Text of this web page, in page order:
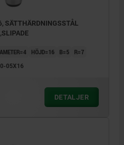
SÄTTHÄRDNINGSSTÅL
HÖJD=16 B=5 R=7
05X16
DETALJER